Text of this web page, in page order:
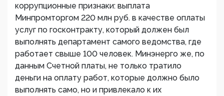
коррупционные признаки: выплата
Минпромторгом 220 млн руб. в качестве оплаты
услуг по госконтракту, который должен был
выполнять департамент самого ведомства, где
работает свыше 100 человек. Минэнерго же, по
данным Счетной платы, не только тратило
деньги на оплату работ, которые должно было
выполнять само, но и привлекало к их